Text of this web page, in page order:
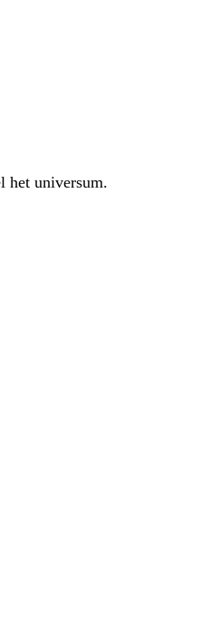
het universum.